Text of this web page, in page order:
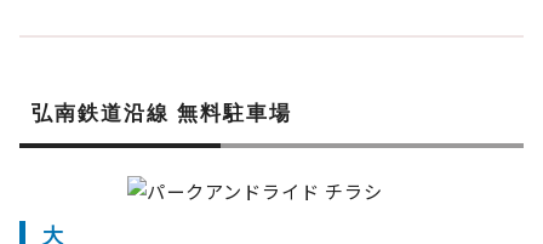
弘南鉄道沿線 無料駐車場
大